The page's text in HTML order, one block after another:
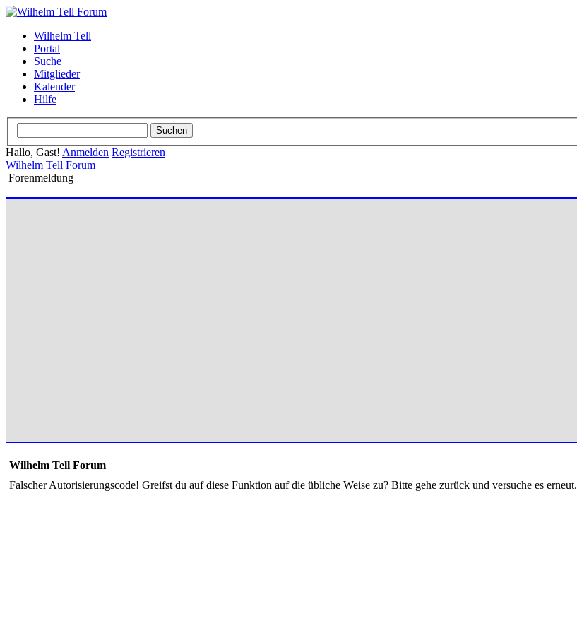
Wilhelm Tell
Portal
Suche
Mitglieder
Kalender
Hilfe
Hallo, Gast! Anmelden Registrieren
Wilhelm Tell Forum
Forenmeldung
Wilhelm Tell Forum
Falscher Autorisierungscode! Greifst du auf diese Funktion auf die übliche Weise zu? Bitte gehe zurück und versuche es erneut.